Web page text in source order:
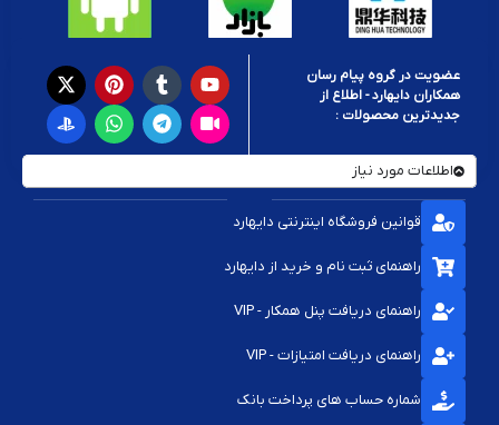
عضویت در گروه پیام رسان
همکاران دایهارد - اطلاع از
جدیدترین محصولات :
اطلاعات مورد نیاز
قوانین فروشگاه اینترنتی دایهارد
راهنمای ثبت نام و خرید از دایهارد
راهنمای دریافت پنل همکار - VIP
راهنمای دریافت امتیازات - VIP
شماره حساب های پرداخت بانک